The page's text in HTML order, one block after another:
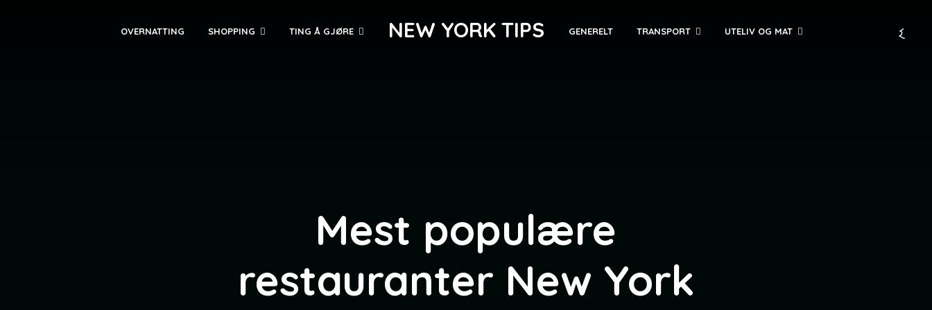
OVERNATTING SHOPPING TING Å GJØRE NEW YORK TIPS GENERELT TRANSPORT UTELIV OG MAT
Mest populære
restauranter New York